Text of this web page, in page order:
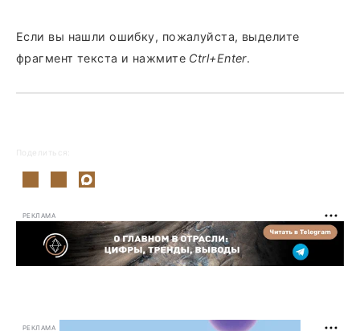
Если вы нашли ошибку, пожалуйста, выделите
фрагмент текста и нажмите Ctrl+Enter.
Поделиться:
РЕКЛАМА
РЕКЛАМА